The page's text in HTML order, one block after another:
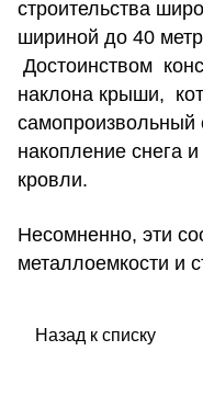
строительства
шириной до 40
Достоинством
наклона крыши,
самопроизвольный
накопление снега
кровли.
Несомненно, эти
металлоемкости и
Назад к списку